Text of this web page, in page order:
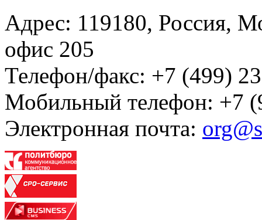
Адрес: 119180, Россия,
офис 205
Телефон/факс: +7 (499)
Мобильный телефон: +7
Электронная почта: